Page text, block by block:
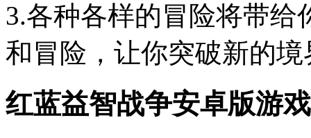
3.各种各样的冒险将带
和冒险，让你突破新的境
红蓝益智战争安卓版游